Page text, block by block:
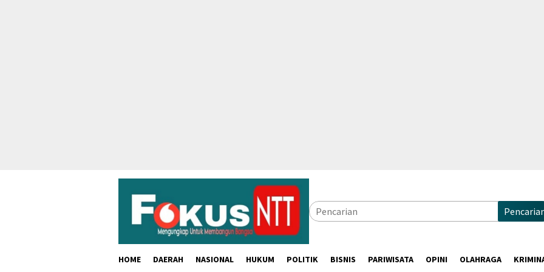
HOME DAERAH NASIONAL HUKUM POLITIK BISNIS PARIWISATA OPINI OLAHRAGA